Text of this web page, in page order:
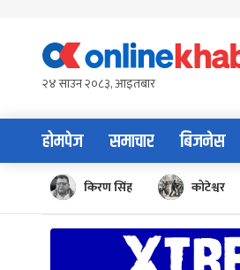
content२४ साउन २०८३, आइतबार
होमपेज समाचार बिजनेस
किरण सिंह कोटेश्वर